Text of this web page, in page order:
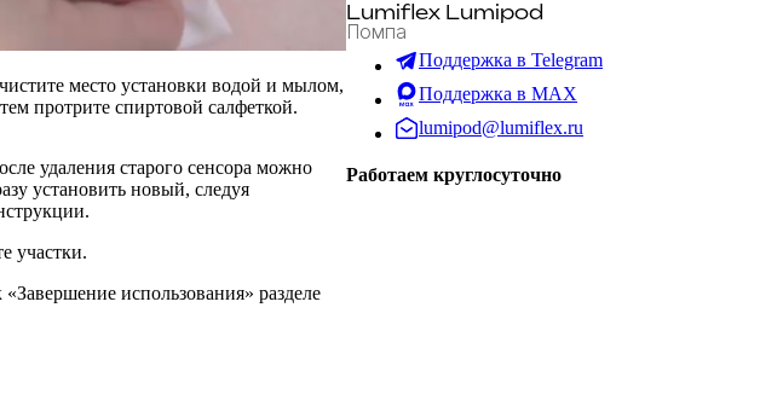
место установки водой и мылом,
протрите спиртовой салфеткой.
удаления старого сенсора можно
установить новый, следуя
участки.
использования» разделе
Lumiflex Lumipod
Помпа
Поддержка в Telegram
Поддержка в MAX
lumipod@lumiflex.ru
Работаем круглосуточно